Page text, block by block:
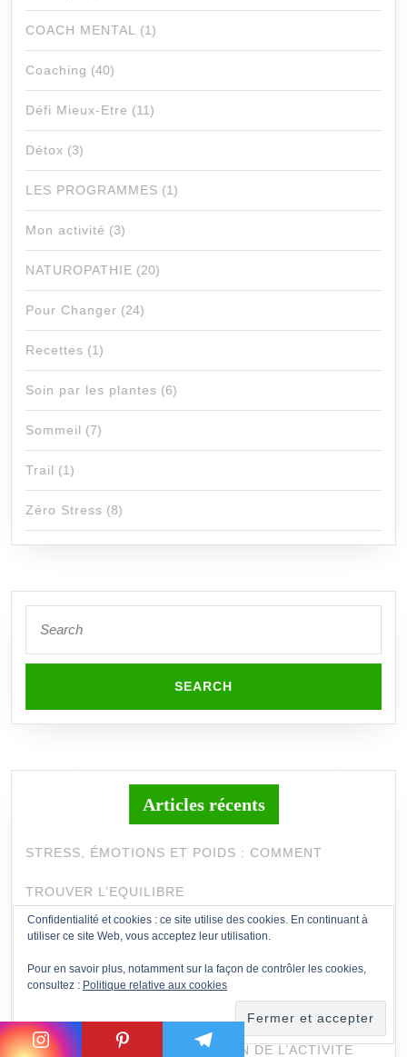
COACH MENTAL (1)
Coaching (40)
Défi Mieux-Etre (11)
Détox (3)
LES PROGRAMMES (1)
Mon activité (3)
NATUROPATHIE (20)
Pour Changer (24)
Recettes (1)
Soin par les plantes (6)
Sommeil (7)
Trail (1)
Zéro Stress (8)
for:
Articles récents
STRESS, ÉMOTIONS ET POIDS : COMMENT
TROUVER L’EQUILIBRE
CHOISIR SON SPORT EN FONCTION DE SES
PREFERENCES ET DE SES OBJECTIFS
PERTE DE POIDS SAINE ET NATURELLE : LE
POUVOIR DE TRANSFORMATION DE L’ACTIVITE
Confidentialité et cookies : ce site utilise des cookies. En continuant à
utiliser ce site Web, vous acceptez leur utilisation.
Pour en savoir plus, notamment sur la façon de contrôler les cookies,
consultez : Politique relative aux cookies